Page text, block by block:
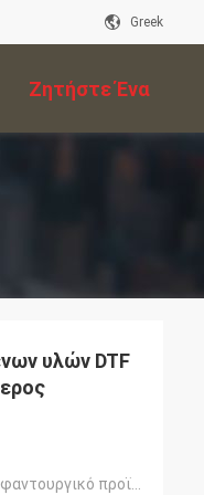
Greek
Ζητήστε Ένα
Απόσπασμα
υλών DTF